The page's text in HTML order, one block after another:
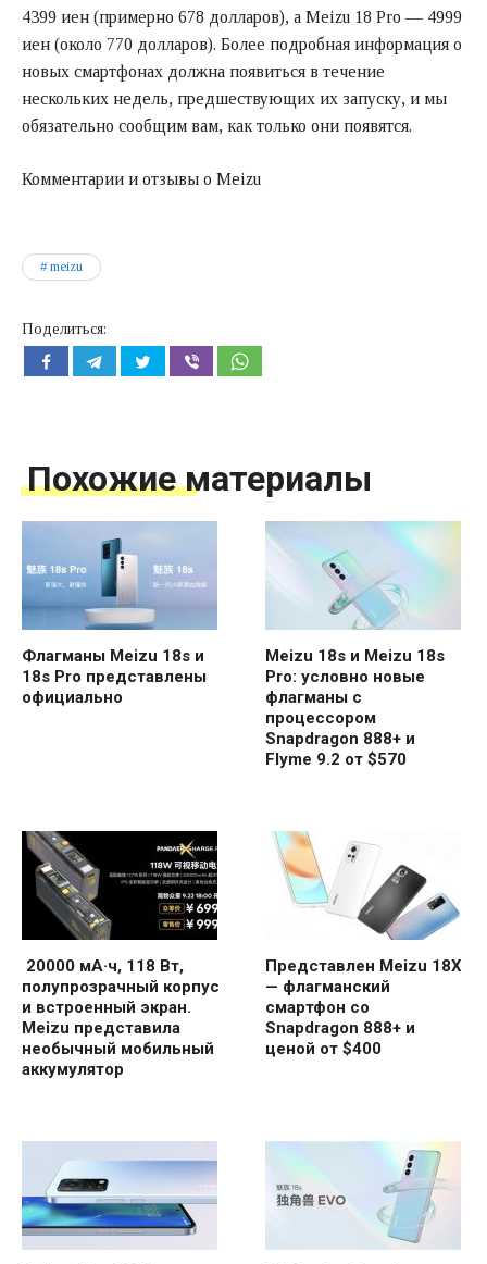
4399 иен (примерно 678 долларов), а Meizu 18 Pro — 4999
иен (около 770 долларов). Более подробная информация о
новых смартфонах должна появиться в течение
нескольких недель, предшествующих их запуску, и мы
обязательно сообщим вам, как только они появятся.
Комментарии и отзывы о Meizu
meizu
Поделиться:
Похожие материалы
Флагманы Meizu 18s и
18s Pro представлены
официально
Meizu 18s и Meizu 18s
Pro: условно новые
флагманы с
процессором
Snapdragon 888+ и
Flyme 9.2 от $570
20000 мА·ч, 118 Вт,
полупрозрачный корпус
и встроенный экран.
Meizu представила
необычный мобильный
аккумулятор
Представлен Meizu 18X
— флагманский
смартфон со
Snapdragon 888+ и
ценой от $400